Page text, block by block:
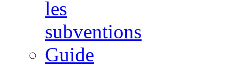
les
subventions
Guide